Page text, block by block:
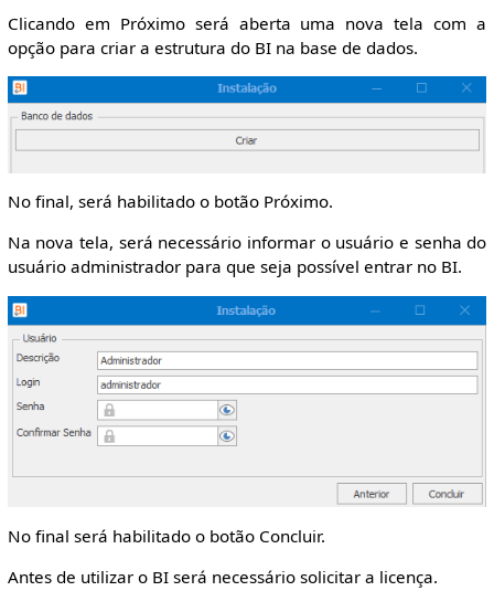
Clicando em Próximo será aberta uma nova tela com a
opção para criar a estrutura do BI na base de dados.
No final, será habilitado o botão Próximo.
Na nova tela, será necessário informar o usuário e senha do
usuário administrador para que seja possível entrar no BI.
No final será habilitado o botão Concluir.
Antes de utilizar o BI será necessário solicitar a licença.